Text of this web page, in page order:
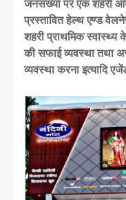
जनसंख्या पर एक शहरी
प्रस्तावित हेल्थ एण्ड
शहरी प्राथमिक स्वास्थ्य
की सफाई व्यवस्था तथा
व्यवस्था करना इत्यादि